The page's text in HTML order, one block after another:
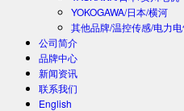
YOKOGAWA/日本/横河
其他品牌/温控传感/电力
公司简介
品牌中心
新闻资讯
联系我们
English